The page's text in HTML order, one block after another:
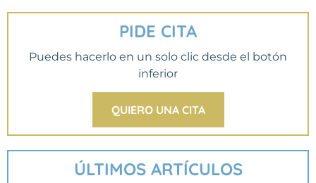
PIDE CITA
Puedes hacerlo en un solo clic desde el botón
inferior
QUIERO UNA CITA
ÚLTIMOS ARTÍCULOS